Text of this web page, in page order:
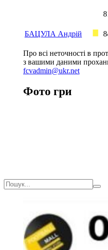
БАЦУЛА Андрій
Про всі неточності в
з вашими даними
fcvadmin@ukr.net
Фото гри